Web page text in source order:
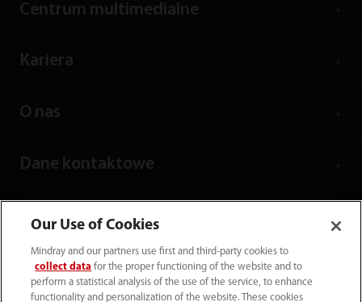
Centrum multimedialne
Kariera
O nas
Dane kontaktowe
Our Use of Cookies
Mindray and our partners use first and third-party cookies to
collect data for the proper functioning of the website and to
perform a statistical analysis of the use of the service, to enhance
functionality and personalization of the website. These cookies